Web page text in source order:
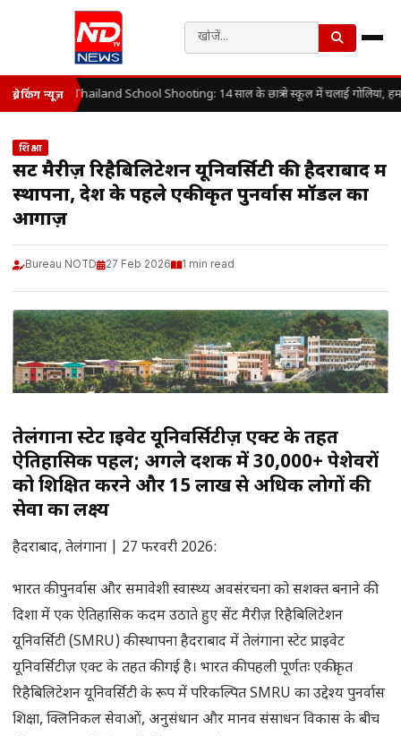
ब्रेकिंग न्यूज़ Thailand School Shooting: 14 साल के छात्र ने स्कूल में चलाई गोलियां,
शिक्षा
सेंट मैरीज़ रिहैबिलिटेशन यूनिवर्सिटी की हैदराबाद में
स्थापना, देश के पहले एकीकृत पुनर्वास मॉडल का
आगाज़
Bureau NOTD 27 Feb 2026 1 min read
तेलंगाना स्टेट प्राइवेट यूनिवर्सिटीज़ एक्ट के तहत
ऐतिहासिक पहल; अगले दशक में 30,000+ पेशेवरों
को प्रशिक्षित करने और 15 लाख से अधिक लोगों की
सेवा का लक्ष्य
हैदराबाद, तेलंगाना | 27 फरवरी 2026:
भारत की पुनर्वास और समावेशी स्वास्थ्य अवसंरचना को सशक्त बनाने की
दिशा में एक ऐतिहासिक कदम उठाते हुए सेंट मैरीज़ रिहैबिलिटेशन
यूनिवर्सिटी (SMRU) की स्थापना हैदराबाद में तेलंगाना स्टेट प्राइवेट
यूनिवर्सिटीज़ एक्ट के तहत की गई है। भारत की पहली पूर्णतः एकीकृत
रिहैबिलिटेशन यूनिवर्सिटी के रूप में परिकल्पित SMRU का उद्देश्य पुनर्वास
शिक्षा, क्लिनिकल सेवाओं, अनुसंधान और मानव संसाधन विकास के बीच